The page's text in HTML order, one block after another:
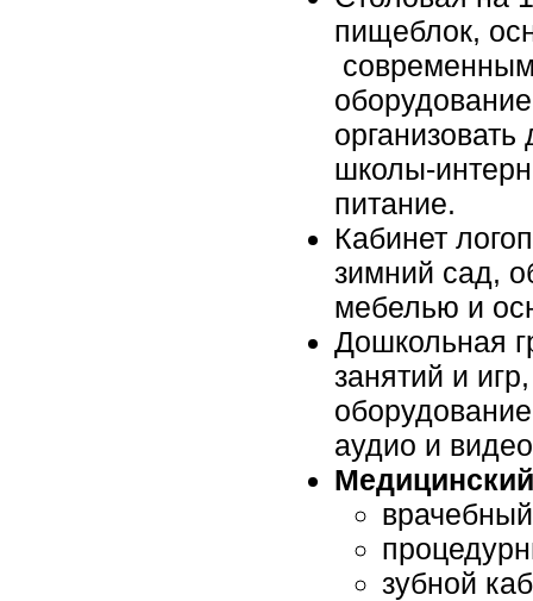
пищеблок,
школы-
питание.
Кабинет
зимний сад,
мебелью и
Дошкольная
занятий и
аудио и
зубной